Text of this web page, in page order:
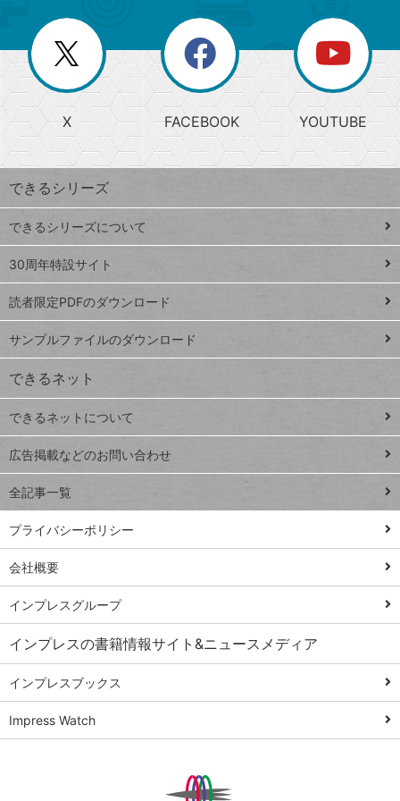
じ
る
search
検
索
上
昇
ワ
ー
ド
Google
スプレ
ッドシ
ート
iPhone
VLOOKUP
close
閉じ
る
閉
じ
る
ー
か
ら
探
す
ト
ッ
プ
ペ
ジ
連載
Excel Q&A
トイアンナ流仕
事術
PowerAutomate
ではじめる業務
の完全自動化
AI議事録作成術
Windows 11
Q&A
Teams踏み込み
活用術
Excel講師の仕事
術
X FACEBOOK YOUTUBE
できるシリーズ
できるシリーズについて
30周年特設サイト
読者限定PDFのダウンロード
サンプルファイルのダウンロード
できるネット
できるネットについて
広告掲載などのお問い合わせ
全記事一覧
プライバシーポリシー
会社概要
インプレスグループ
インプレスの書籍情報サイト&ニュースメディア
インプレスブックス
Impress Watch